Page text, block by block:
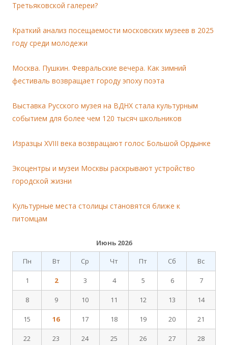
Третьяковской галереи?
Краткий анализ посещаемости московских музеев в 2025
году среди молодежи
Москва. Пушкин. Февральские вечера. Как зимний
фестиваль возвращает городу эпоху поэта
Выставка Русского музея на ВДНХ стала культурным
событием для более чем 120 тысяч школьников
Изразцы XVIII века возвращают голос Большой Ордынке
Экоцентры и музеи Москвы раскрывают устройство
городской жизни
Культурные места столицы становятся ближе к
питомцам
Июнь 2026
Пн
Вт Ср Чт Пт Сб Вс
1 2 3 4 5 6 7
8 9 10 11 12 13 14
15 16 17 18 19 20 21
22 23 24 25 26 27 28